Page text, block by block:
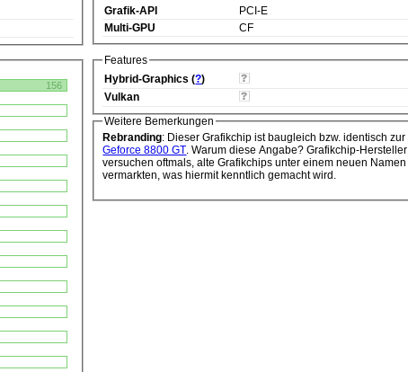
Grafik-API
PCI-E
Multi-GPU
CF
156
Features
Hybrid-Graphics (?)
Vulkan
Weitere Bemerkungen
Rebranding: Dieser Grafikchip ist baugleich bzw. identisch zur
Geforce 8800 GT. Warum diese Angabe? Grafikchip-Hersteller
versuchen oftmals, alte Grafikchips unter einem neuen Namen zu
vermarkten, was hiermit kenntlich gemacht wird.